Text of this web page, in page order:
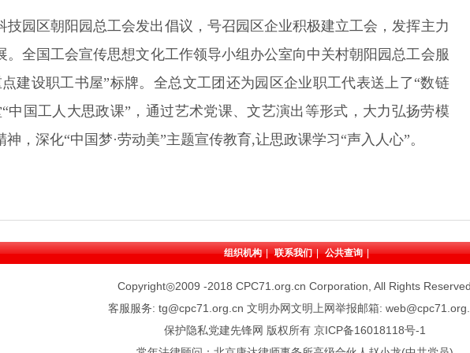
技园区朝阳园总工会发出倡议，号召园区企业积极建立工会，发挥主力
。全国工会宣传思想文化工作领导小组办公室向中关村朝阳园总工会服
建设职工书屋”标牌。全总文工团还为园区企业职工代表送上了“数链
中国工人大思政课”，通过艺术党课、文艺演出等形式，大力弘扬劳模
，深化“中国梦·劳动美”主题宣传教育,让思政课学习“声入人心”。
组织机构 | 联系我们 | 公共查询 |
Copyright◎2009 -2018 CPC71.org.cn Corporation, All Rights
客服服务: tg@cpc71.org.cn 文明办网文明上网举报邮箱:
保护隐私党建先锋网 版权所有 京ICP备16018118号-1